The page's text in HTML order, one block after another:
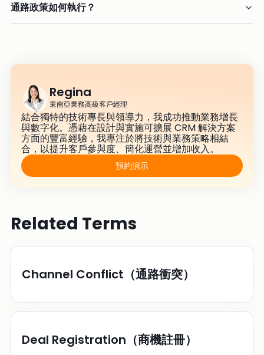
通路政策如何執行？
Regina
東南亞業務高級客戶經理
結合獨特的技術專長與領導力，我成功推動業務增長
與數字化。憑藉在設計與實施可擴展 CRM 解決方案
方面的豐富經驗，我專注於將技術與業務策略相結
合，以提升客戶參與度、簡化運營並增加收入。
預約演示
Related Terms
Channel Conflict（通路衝突）
Deal Registration（商機註冊）